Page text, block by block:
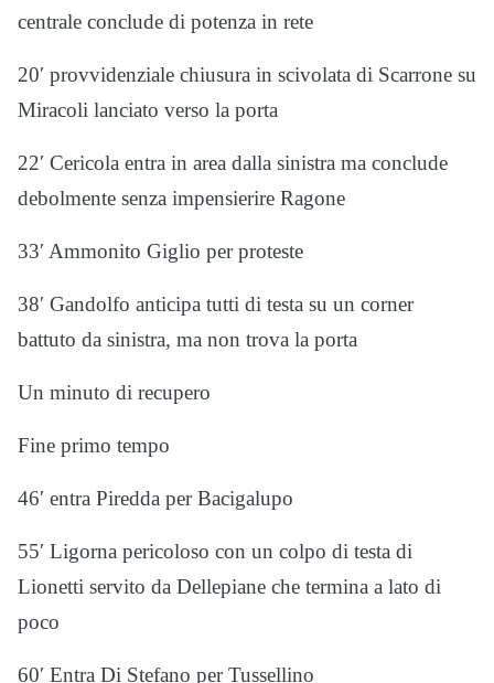
centrale conclude di potenza in rete
20′ provvidenziale chiusura in scivolata di Scarrone su
Miracoli lanciato verso la porta
22′ Cericola entra in area dalla sinistra ma conclude
debolmente senza impensierire Ragone
33′ Ammonito Giglio per proteste
38′ Gandolfo anticipa tutti di testa su un corner
battuto da sinistra, ma non trova la porta
Un minuto di recupero
Fine primo tempo
46′ entra Piredda per Bacigalupo
55′ Ligorna pericoloso con un colpo di testa di
Lionetti servito da Dellepiane che termina a lato di
poco
60′ Entra Di Stefano per Tussellino